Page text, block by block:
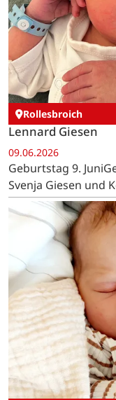
Rollesbroich
Lennard Giesen
09.06.2026
Geburtstag 9.
Svenja Giesen und